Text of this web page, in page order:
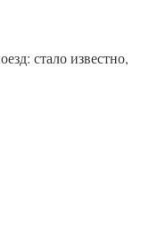
стало известно,